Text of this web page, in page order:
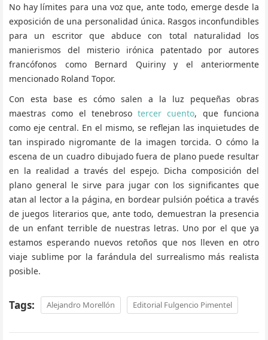
No hay límites para una voz que, ante todo, emerge desde la
exposición de una personalidad única. Rasgos inconfundibles
para un escritor que abduce con total naturalidad los
manierismos del misterio irónica patentado por autores
francófonos como Bernard Quiriny y el anteriormente
mencionado Roland Topor.
Con esta base es cómo salen a la luz pequeñas obras
maestras como el tenebrosotercer cuento, que funciona
como eje central. En el mismo, se reflejan las inquietudes de
tan inspirado nigromante de la imagen torcida. O cómo la
escena de un cuadro dibujado fuera de plano puede resultar
en la realidad a través del espejo. Dicha composición del
plano general le sirve para jugar con los significantes que
atan al lector a la página, en bordear pulsión poética a través
de juegos literarios que, ante todo, demuestran la presencia
de un enfant terrible de nuestras letras. Uno por el que ya
estamos esperando nuevos retoños que nos lleven en otro
viaje sublime por la farándula del surrealismo más realista
posible.
Tags: Alejandro Morellón Editorial Fulgencio Pimentel